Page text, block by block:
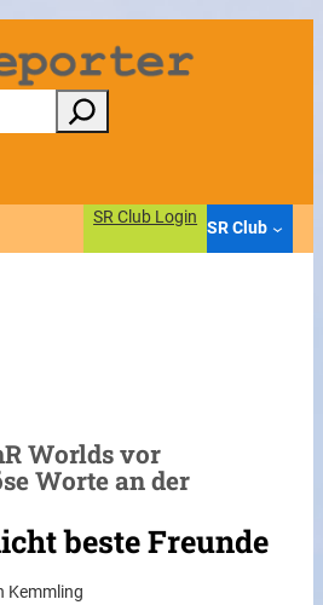
SR Club Login
SR Club
Worlds vor
Worte an der
beste Freunde
Kemmling